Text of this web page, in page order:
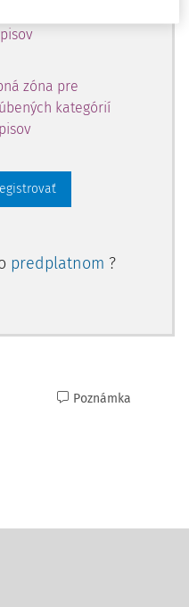
zóna pre
kategórií
predplatnom ?
Poznámka